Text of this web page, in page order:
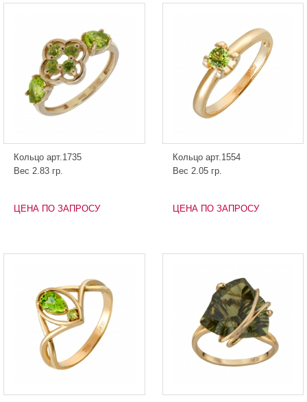
Кольцо арт.1735
Вес 2.83 гр.
ЦЕНА ПО ЗАПРОСУ
Кольцо арт.1554
Вес 2.05 гр.
ЦЕНА ПО ЗАПРОСУ